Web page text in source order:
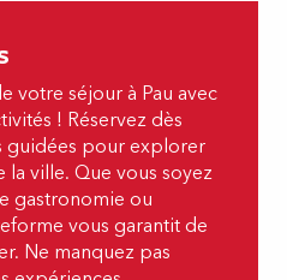
votre séjour à Pau avec
! Réservez dès
guidées pour explorer
ville. Que vous soyez
gastronomie ou
vous garantit de
Ne manquez pas